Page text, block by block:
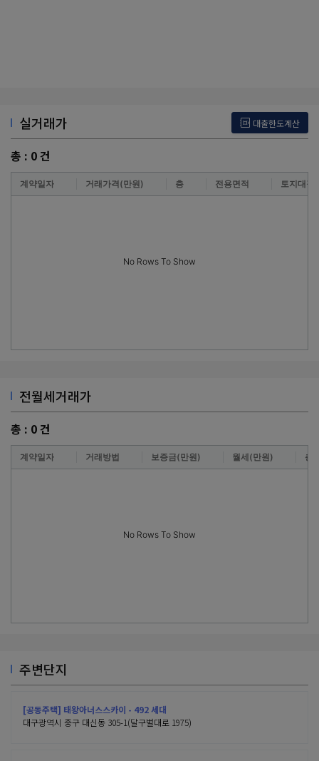
실거래가 대출한도계산
총 : 0건
계약일자 거래가격(만원) 층 전용면적 토지대장
No Rows To Show
전월세거래가
총 : 0건
계약일자 거래방법 보증금(만원) 월세(만원) 층
No Rows To Show
주변단지
[공동주택] 태왕아너스스카이 - 492 세대
대구광역시 중구 대신동 305-1(달구벌대로 1975)